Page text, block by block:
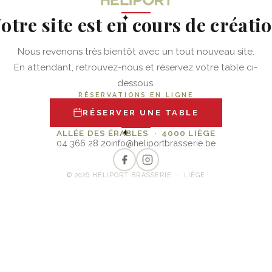
✦
site est en cours de
Nous revenons très bientôt avec un tout nouveau site.
En attendant, retrouvez-nous et réservez votre table ci-
dessous.
RÉSERVATIONS EN LIGNE
RÉSERVER UNE TABLE
✦
ALLÉE DES ÉRABLES · 4000 LIÈGE
04 366 28 20info@heliportbrasserie.be
© 2026 HÉLIPORT BRASSERIE · LIÈGE